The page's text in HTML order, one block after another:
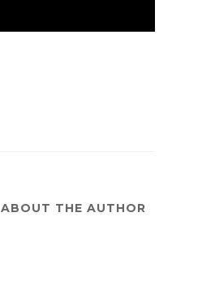
ABOUT THE AUTHOR